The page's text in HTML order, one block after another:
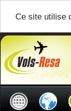
Ce site utilise